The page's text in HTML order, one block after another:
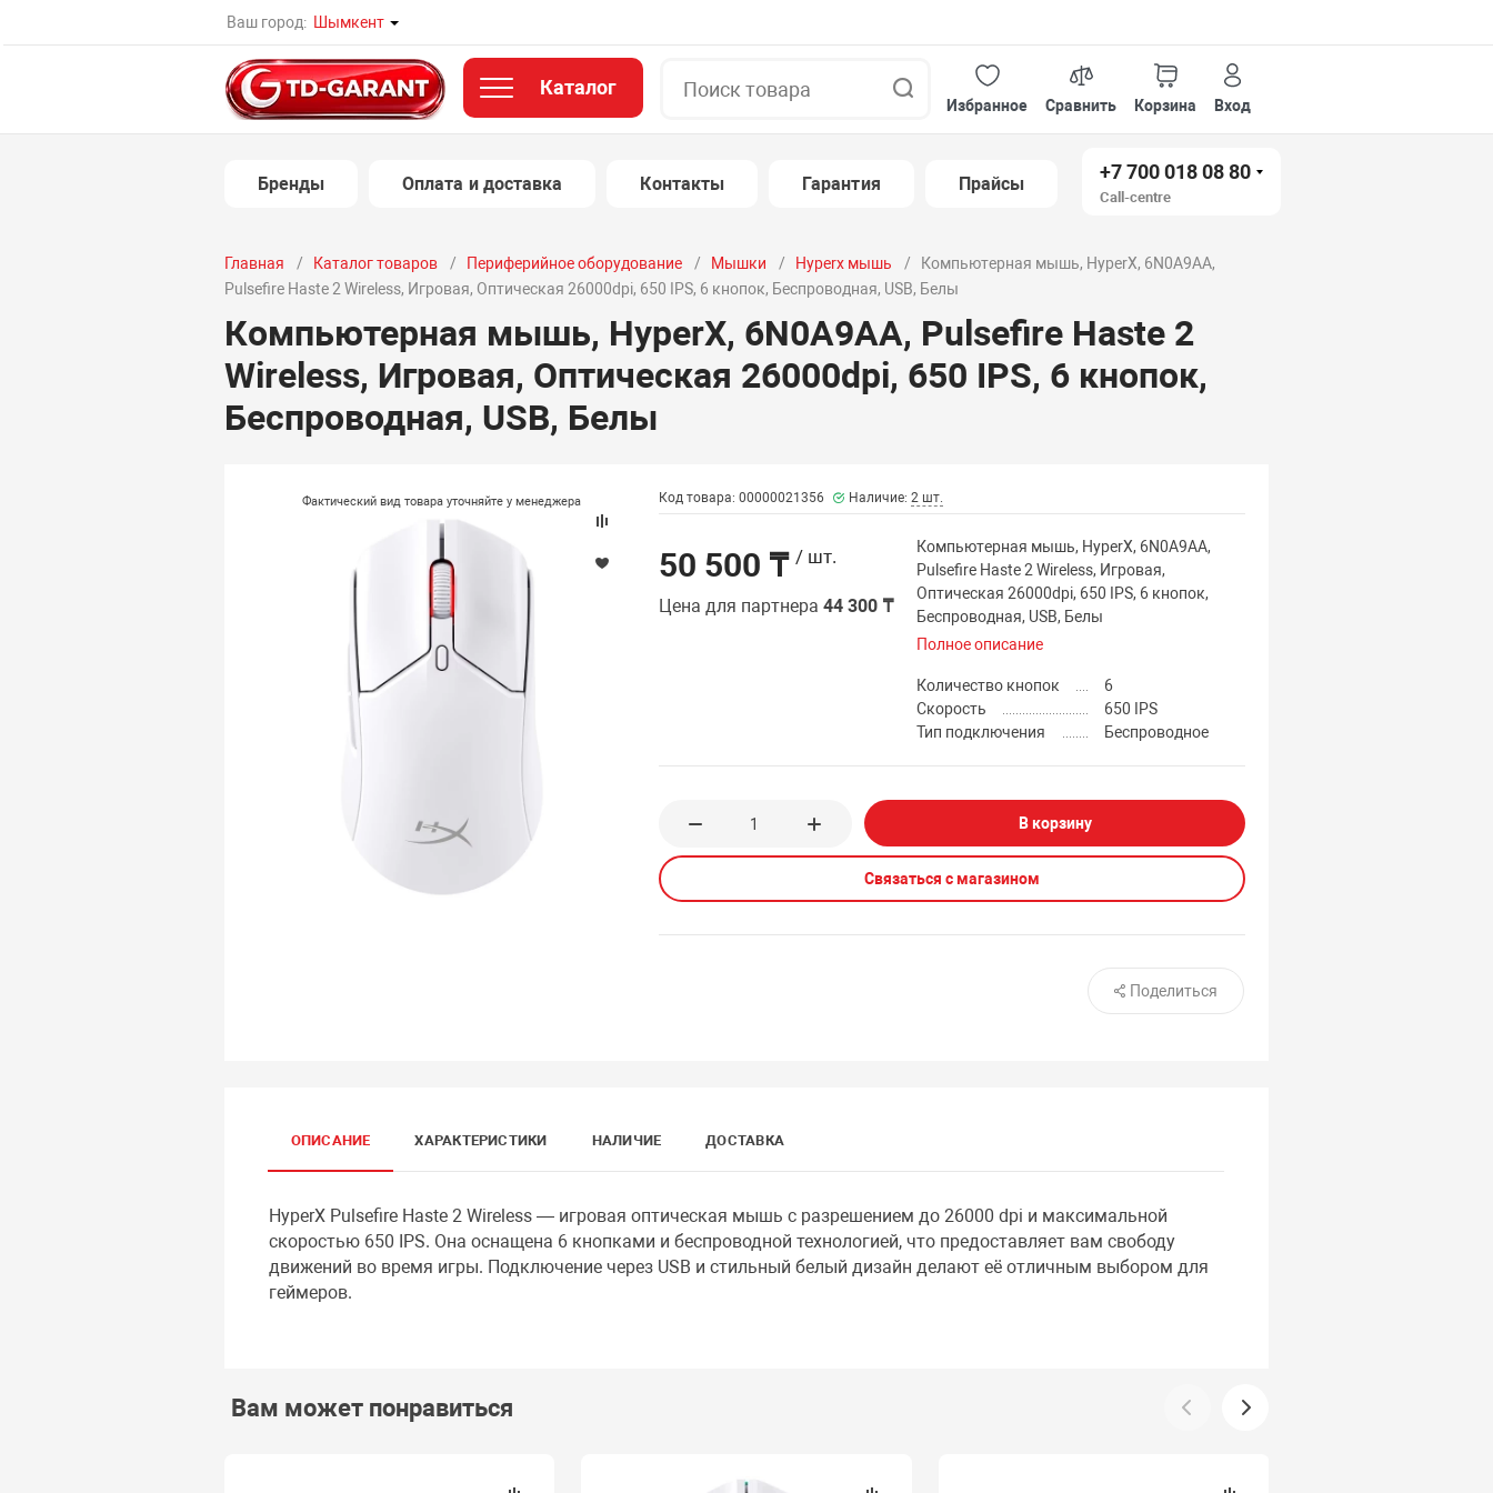
Ваш город: Шымкент
Каталог
Избранное
Сравнить Корзина Вход
Бренды Оплата и доставка Контакты Гарантия Прайсы
+7 700 018 08 80
Call-centre
Главная Каталог товаров Периферийное оборудование Мышки Hyperx мышь
Компьютерная мышь, HyperX, 6N0A9AA,
Pulsefire Haste 2 Wireless, Игровая, Оптическая 26000dpi, 650 IPS, 6 кнопок, Беспроводная, USB, Белы
Компьютерная мышь, HyperX, 6N0A9AA, Pulsefire Haste 2
Wireless, Игровая, Оптическая 26000dpi, 650 IPS, 6 кнопок,
Беспроводная, USB, Белы
Фактический вид товара уточняйте у менеджера Код товара: 00000021356 Наличие: 2 шт.
50 500 ₸ / шт.
Цена для партнера44 300 ₸
Компьютерная мышь, HyperX, 6N0A9AA,
Pulsefire Haste 2 Wireless, Игровая,
Оптическая 26000dpi, 650 IPS, 6 кнопок,
Беспроводная, USB, Белы
Полное описание
Количество кнопок
6
Скорость
650 IPS
Тип подключения
Беспроводное
В корзину
Связаться с магазином
Поделиться
ОПИСАНИЕ ХАРАКТЕРИСТИКИ НАЛИЧИЕ ДОСТАВКА
HyperX Pulsefire Haste 2 Wireless — игровая оптическая мышь с разрешением до 26000 dpi и максимальной
скоростью 650 IPS. Она оснащена 6 кнопками и беспроводной технологией, что предоставляет вам свободу
движений во время игры. Подключение через USB и стильный белый дизайн делают её отличным выбором для
геймеров.
Вам может понравиться